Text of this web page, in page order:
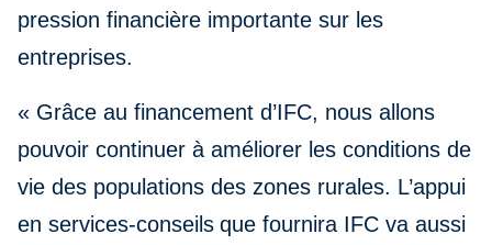
pression financière importante sur les
entreprises.
« Grâce au financement d’IFC, nous allons
pouvoir continuer à améliorer les conditions de
vie des populations des zones rurales. L’appui
en services-conseils que fournira IFC va aussi